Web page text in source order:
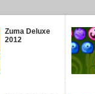
Zuma Deluxe
2012